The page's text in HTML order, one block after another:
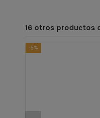
16 otros productos
-5%